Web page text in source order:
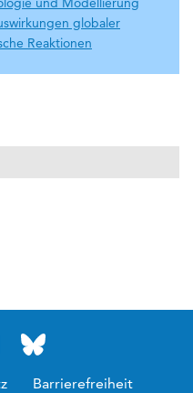
globaler
Reaktionen
Barrierefreiheit